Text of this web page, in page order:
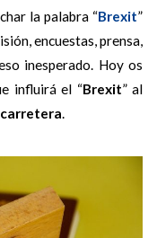
la palabra “Brexit”
encuestas, prensa,
inesperado. Hoy os
influirá el “Brexit” al
carretera.